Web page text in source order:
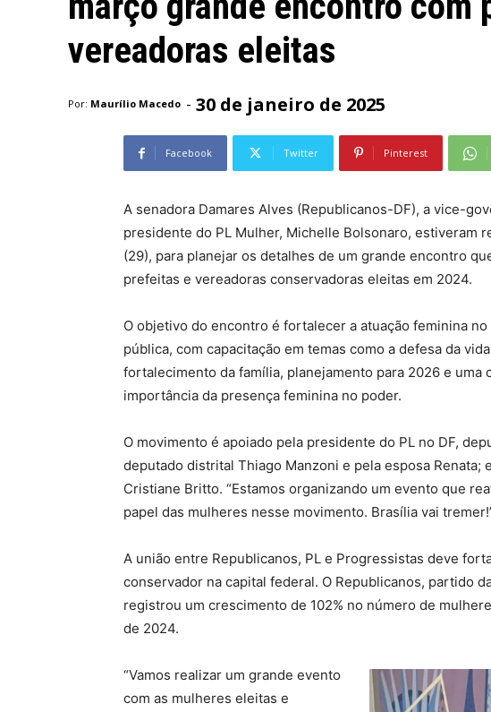
vereadoras eleitas
Por: Maurílio Macedo - 30 de janeiro de 2025
Facebook Twitter Pinterest
A senadora Damares Alves (Republicanos-DF), a vice-
presidente do PL Mulher, Michelle Bolsonaro, estiveram
(29), para planejar os detalhes de um grande encontro
prefeitas e vereadoras conservadoras eleitas em 2024.
O objetivo do encontro é fortalecer a atuação feminina
pública, com capacitação em temas como a defesa da
fortalecimento da família, planejamento para 2026 e uma
importância da presença feminina no poder.
O movimento é apoiado pela presidente do PL no DF,
deputado distrital Thiago Manzoni e pela esposa
Cristiane Britto. “Estamos organizando um evento que
papel das mulheres nesse movimento. Brasília vai
A união entre Republicanos, PL e Progressistas deve
conservador na capital federal. O Republicanos, partido
registrou um crescimento de 102% no número de
de 2024.
“Vamos realizar um grande evento
com as mulheres eleitas e